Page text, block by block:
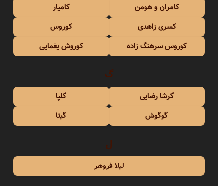
کامران و هومن
کامیار
کسری زاهدی
کوروس
کوروس سرهنگ زاده
کوروش یغمایی
گ
گرشا رضایی
گلپا
گوگوش
گیتا
ل
لیلا فروهر